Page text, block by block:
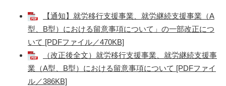
【通知】就労移行支援事業、就労継続支援事業（A
型、B型）における留意事項について」の一部改正につ
いて [PDFファイル／470KB]
（改正後全文）就労移行支援事業、就労継続支援事
業（A型、B型）における留意事項について [PDFファイ
ル／386KB]